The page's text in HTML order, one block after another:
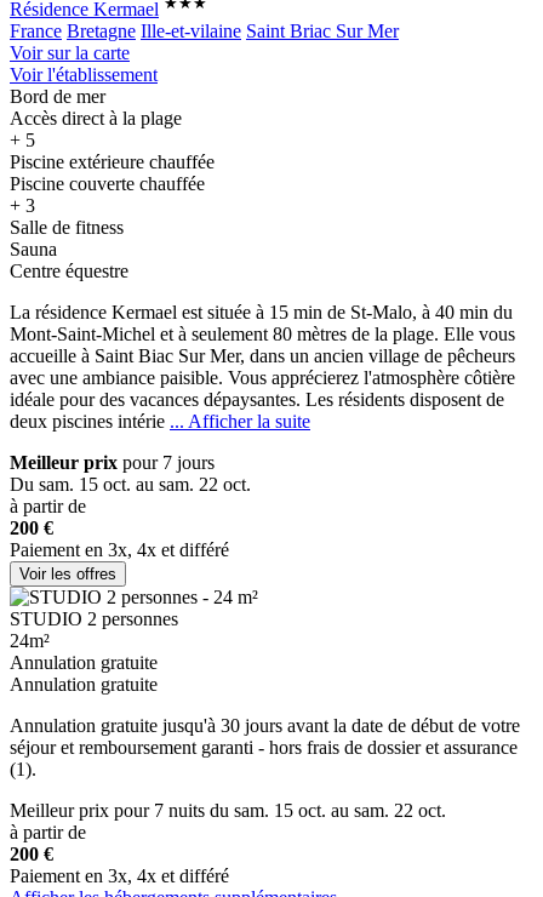
Résidence Kermael
France Bretagne Ille-et-vilaine Saint Briac Sur Mer
Voir sur la carte
Voir l'établissement
Bord de mer
Accès direct à la plage
+ 5
Piscine extérieure chauffée
Piscine couverte chauffée
+ 3
Salle de fitness
Sauna
Centre équestre
La résidence Kermael est située à 15 min de St-Malo, à 40 min du
Mont-Saint-Michel et à seulement 80 mètres de la plage. Elle vous
accueille à Saint Biac Sur Mer, dans un ancien village de pêcheurs
avec une ambiance paisible. Vous apprécierez l'atmosphère côtière
idéale pour des vacances dépaysantes. Les résidents disposent de
deux piscines intérie ... Afficher la suite
Meilleur prix pour 7 jours
Du sam. 15 oct. au sam. 22 oct.
à partir de
200 €
Paiement en 3x, 4x et différé
Voir les offres
STUDIO 2 personnes
24m²
Annulation gratuite
Annulation gratuite
Annulation gratuite jusqu'à 30 jours avant la date de début de votre
séjour et remboursement garanti - hors frais de dossier et assurance
(1).
Meilleur prix pour 7 nuits du sam. 15 oct. au sam. 22 oct.
à partir de
200 €
Paiement en 3x, 4x et différé